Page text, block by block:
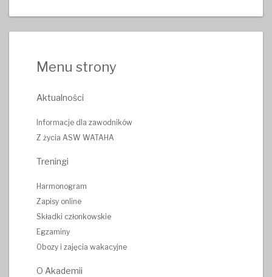
Menu strony
Aktualności
Informacje dla zawodników
Z życia ASW WATAHA
Treningi
Harmonogram
Zapisy online
Składki członkowskie
Egzaminy
Obozy i zajęcia wakacyjne
O Akademii